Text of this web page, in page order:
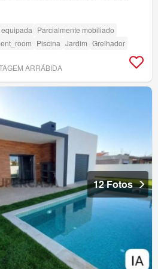
Parcialmente mobiliado
Piscina Jardim Grelhador
ARRÁBIDA
12 Fotos